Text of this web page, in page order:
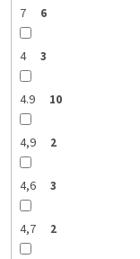
7 6
4 3
4.9 10
4,9 2
4,6 3
4,7 2